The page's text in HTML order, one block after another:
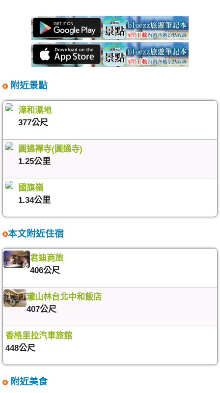
附近景點
漳和濕地
377公尺
圓通禪寺(圓通寺)
1.25公里
國旗嶺
1.34公里
本文附近住宿
君迪商旅
406公尺
瓏山林台北中和飯店
407公尺
香格里拉汽車旅館
448公尺
附近美食